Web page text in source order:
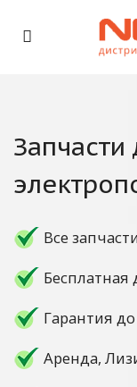
Запчасти
Все
Бесплатная
Гарантия
Аренда,